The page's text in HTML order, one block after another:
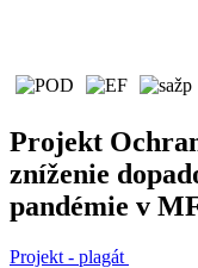
Projekt
zníženie
pandémie v
Projekt - plagát